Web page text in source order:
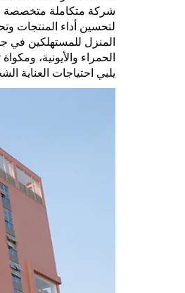
شركة متكاملة متخصصة في
لتحسين أداء المنتجات
المنزل للمستهلكين في
الحمراء والأيونية،
يلبي احتياجات العناية